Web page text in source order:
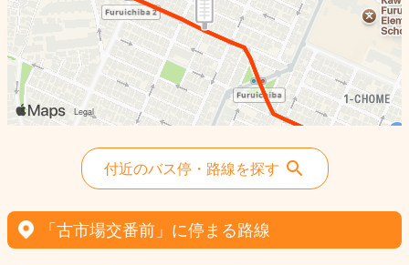
付近のバス停・路線を探す
「古市場交番前」に停まる路線